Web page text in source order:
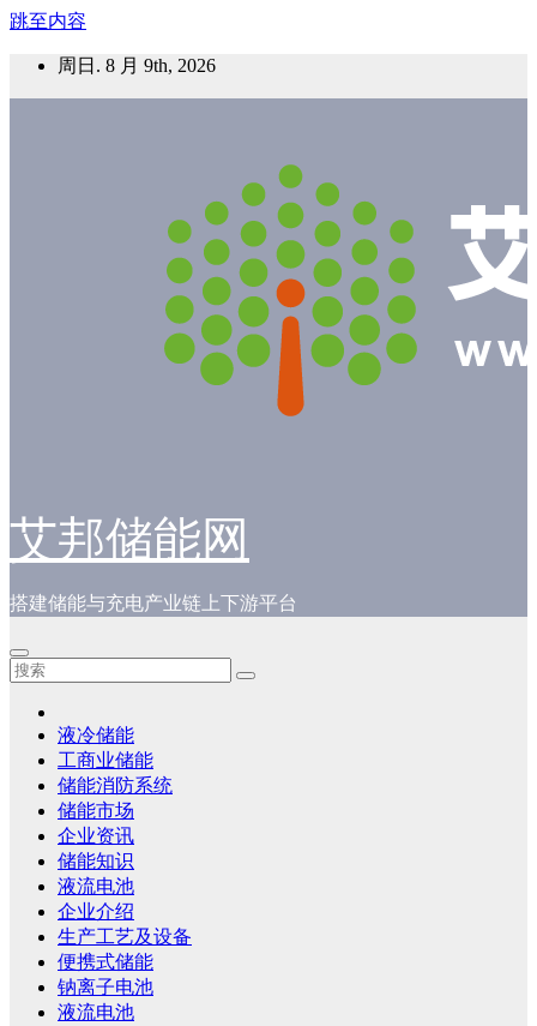
跳至内容
周日. 8 月 9th, 2026
艾邦储能网
搭建储能与充电产业链上下游平台
液冷储能
工商业储能
储能消防系统
储能市场
企业资讯
储能知识
液流电池
企业介绍
生产工艺及设备
便携式储能
钠离子电池
液流电池